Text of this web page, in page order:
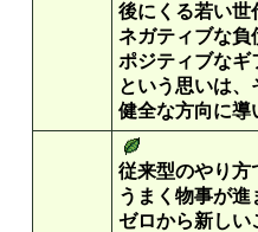
後にくる若い世
ネガティブな負
ポジティブなギ
という思いは、
健全な方向に導
従来型のやり方
うまく物事が
ゼロから新しい